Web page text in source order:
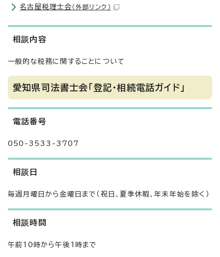
名古屋税理士会 （外部リンク）
相談内容
一般的な税務に関することについて
愛知県司法書士会「登記・相続電話ガイド」
電話番号
050-3533-3707
相談日
毎週月曜日から金曜日まで（祝日、夏季休暇、年末年始を除く）
相談時間
午前10時から午後1時まで